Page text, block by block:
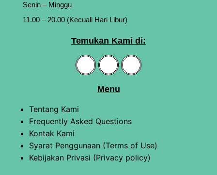
Senin – Minggu
11.00 – 20.00 (Kecuali Hari Libur)
Temukan Kami di:
Menu
Tentang Kami
Frequently Asked Questions
Kontak Kami
Syarat Penggunaan (Terms of Use)
Kebijakan Privasi (Privacy policy)